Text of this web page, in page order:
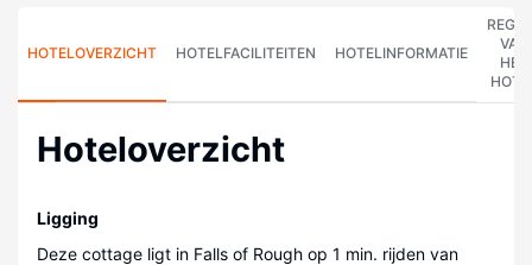
HOTELOVERZICHT HOTELFACILITEITEN HOTELINFORMATIE
VAN
HET
Hoteloverzicht
Ligging
Deze cottage ligt in Falls of Rough op 1 min. rijden van